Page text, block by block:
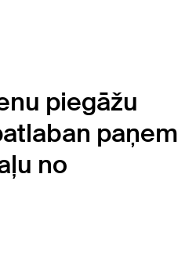
piegāžu
paņem
no